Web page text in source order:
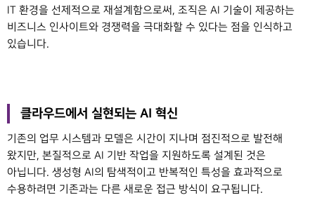
IT 환경을 선제적으로 재설계함으로써, 조직은 AI 기술이 제공하는
비즈니스 인사이트와 경쟁력을 극대화할 수 있다는 점을 인식하고
있습니다.
클라우드에서 실현되는 AI 혁신
기존의 업무 시스템과 모델은 시간이 지나며 점진적으로 발전해
왔지만, 본질적으로 AI 기반 작업을 지원하도록 설계된 것은
아닙니다. 생성형 AI 의 탐색적이고 반복적인 특성을 효과적으로
수용하려면 기존과는 다른 새로운 접근 방식이 요구됩니다.